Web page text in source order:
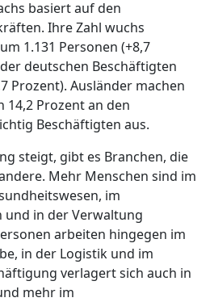
basiert auf den
Ihre Zahl wuchs
1.131 Personen (+8,7
deutschen Beschäftigten
Prozent). Ausländer machen
14,2 Prozent an den
Beschäftigten aus.
steigt, gibt es Branchen, die
Mehr Menschen sind im
im
und in der Verwaltung
arbeiten hingegen im
in der Logistik und im
verlagert sich auch in
mehr im